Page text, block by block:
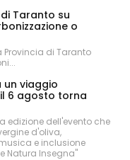
Taranto su
o
Provincia di Taranto
un viaggio
6 agosto torna
edizione dell'evento che
d'oliva,
e inclusione
Natura Insegna"